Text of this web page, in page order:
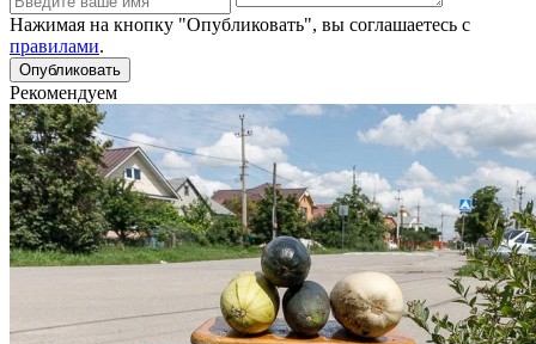
Нажимая на кнопку "Опубликовать", вы соглашаетесь с
правилами.
Рекомендуем